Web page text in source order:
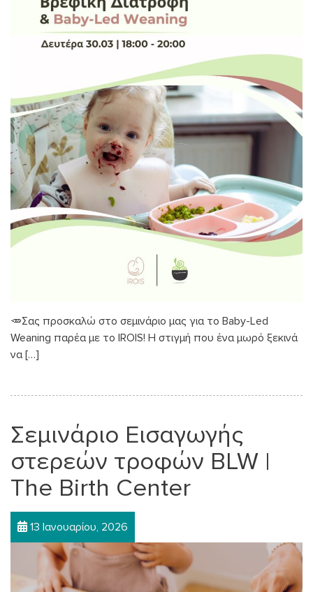
🥕Σας προσκαλώ στο σεμινάριο μας για το Baby-Led
Weaning παρέα με το IROIS! Η στιγμή που ένα μωρό ξεκινά
να […]
Σεμινάριο Εισαγωγής
στερεών τροφών BLW |
The Birth Center
13 Ιανουαρίου, 2026